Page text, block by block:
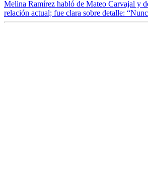
Melina Ramírez habló de Mateo Carvajal y
relación actual; fue clara sobre detalle: